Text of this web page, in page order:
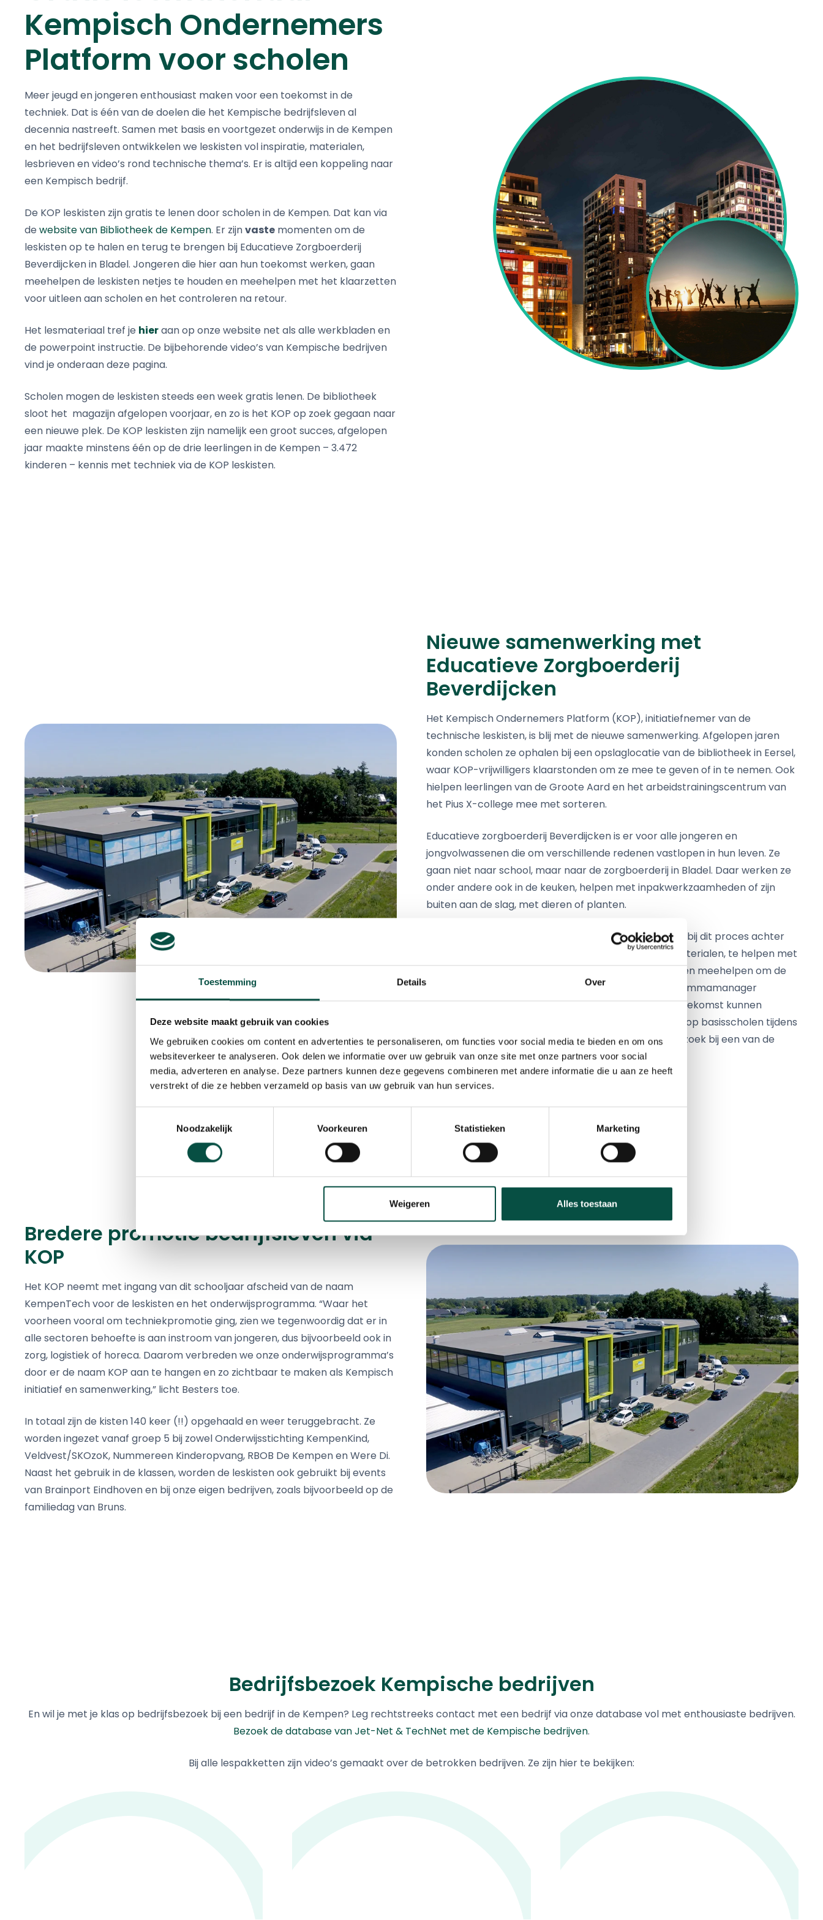
Toestemming Details Over
Deze website maakt gebruik van cookies
We gebruiken cookies om content en advertenties te personaliseren, om functies voor social media te bieden en om ons
websiteverkeer te analyseren. Ook delen we informatie over uw gebruik van onze site met onze partners voor social
media, adverteren en analyse. Deze partners kunnen deze gegevens combineren met andere informatie die u aan ze heeft
verstrekt of die ze hebben verzameld op basis van uw gebruik van hun services.
Noodzakelijk
Voorkeuren Statistieken Marketing
Weigeren Alles toestaan
Kempisch Ondernemers
Platform voor scholen
Meer jeugd en jongeren enthousiast maken voor een toekomst in de
techniek. Dat is één van de doelen die het Kempische bedrijfsleven al
decennia nastreeft. Samen met basis en voortgezet onderwijs in de Kempen
en het bedrijfsleven ontwikkelen we leskisten vol inspiratie, materialen,
lesbrieven en video’s rond technische thema’s. Er is altijd een koppeling naar
een Kempisch bedrijf.
De KOP leskisten zijn gratis te lenen door scholen in de Kempen. Dat kan via
de website van Bibliotheek de Kempen. Er zijnvaste momenten om de
leskisten op te halen en terug te brengen bij Educatieve Zorgboerderij
Beverdijcken in Bladel. Jongeren die hier aan hun toekomst werken, gaan
meehelpen de leskisten netjes te houden en meehelpen met het klaarzetten
voor uitleen aan scholen en het controleren na retour.
Het lesmateriaal tref je hieraan op onze website net als alle werkbladen en
de powerpoint instructie. De bijbehorende video’s van Kempische bedrijven
vind je onderaan deze pagina.
Scholen mogen de leskisten steeds een week gratis lenen. De bibliotheek
sloot het magazijn afgelopen voorjaar, en zo is het KOP op zoek gegaan naar
een nieuwe plek. De KOP leskisten zijn namelijk een groot succes, afgelopen
jaar maakte minstens één op de drie leerlingen in de Kempen – 3.472
kinderen – kennis met techniek via de KOP leskisten.
Nieuwe samenwerking met
Educatieve Zorgboerderij
Beverdijcken
Het Kempisch Ondernemers Platform (KOP), initiatiefnemer van de
technische leskisten, is blij met de nieuwe samenwerking. Afgelopen jaren
konden scholen ze ophalen bij een opslaglocatie van de bibliotheek in Eersel,
waar KOP-vrijwilligers klaarstonden om ze mee te geven of in te nemen. Ook
hielpen leerlingen van de Groote Aard en het arbeidstrainingscentrum van
het Pius X-college mee met sorteren.
Educatieve zorgboerderij Beverdijcken is er voor alle jongeren en
jongvolwassenen die om verschillende redenen vastlopen in hun leven. Ze
gaan niet naar school, maar naar de zorgboerderij in Bladel. Daar werken ze
onder andere ook in de keuken, helpen met inpakwerkzaamheden of zijn
buiten aan de slag, met dieren of planten.
“We zijn blij dat we nu jongeren ook kunnen betrekken bij dit proces achter
de schermen. Ze krijgen ze kans te werken met de materialen, te helpen met
het controleren van de ingeleverde leskisten en kunnen meehelpen om de
workshops aan scholen mee te geven,” meent programmamanager
talentontwikkeling Fleur Besters van het KOP. “In de toekomst kunnen
jongeren die dat leuk vinden wellicht zelfs meehelpen op basisscholen tijdens
het gebruik van de leskisten. Of ze gaan op bedrijfsbezoek bij een van de
bedrijven achter de leskisten!”
Bredere promotie bedrijfsleven via
KOP
Het KOP neemt met ingang van dit schooljaar afscheid van de naam
KempenTech voor de leskisten en het onderwijsprogramma. “Waar het
voorheen vooral om techniekpromotie ging, zien we tegenwoordig dat er in
alle sectoren behoefte is aan instroom van jongeren, dus bijvoorbeeld ook in
zorg, logistiek of horeca. Daarom verbreden we onze onderwijsprogramma’s
door er de naam KOP aan te hangen en zo zichtbaar te maken als Kempisch
initiatief en samenwerking,” licht Besters toe.
In totaal zijn de kisten 140 keer (!!) opgehaald en weer teruggebracht. Ze
worden ingezet vanaf groep 5 bij zowel Onderwijsstichting KempenKind,
Veldvest/SKOzoK, Nummereen Kinderopvang, RBOB De Kempen en Were Di.
Naast het gebruik in de klassen, worden de leskisten ook gebruikt bij events
van Brainport Eindhoven en bij onze eigen bedrijven, zoals bijvoorbeeld op de
familiedag van Bruns.
Bedrijfsbezoek Kempische bedrijven
En wil je met je klas op bedrijfsbezoek bij een bedrijf in de Kempen? Leg rechtstreeks contact met een bedrijf via onze database vol met enthousiaste bedrijven.
Bezoek de database van Jet-Net & TechNet met de Kempische bedrijven.
Bij alle lespakketten zijn video’s gemaakt over de betrokken bedrijven. Ze zijn hier te bekijken: